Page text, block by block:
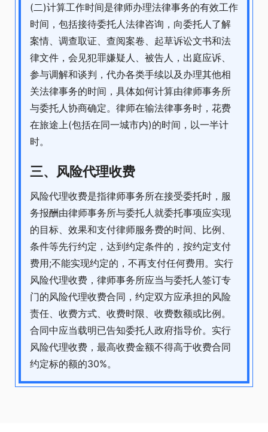
(二)计算工作时间是律师办理法律事务的有效工作
时间，包括接待委托人法律咨询，向委托人了解
案情、调查取证、查阅案卷、起草诉讼文书和法
律文件，会见犯罪嫌疑人、被告人，出庭应诉、
参与调解和谈判，代办各类手续以及办理其他相
关法律事务的时间，具体如何计算由律师事务所
与委托人协商确定。律师在输法律事务时，花费
在旅途上(包括在同一城市内)的时间，以一半计
时。
三、风险代理收费
风险代理收费是指律师事务所在接受委托时，服
务报酬由律师事务所与委托人就委托事项应实现
的目标、效果和支付律师服务费的时间、比例、
条件等先行约定，达到约定条件的，按约定支付
费用;不能实现约定的，不再支付任何费用。实行
风险代理收费，律师事务所应当与委托人签订专
门的风险代理收费合同，约定双方应承担的风险
责任、收费方式、收费时限、收费数额或比例。
合同中应当载明已告知委托人政府指导价。实行
风险代理收费，最高收费金额不得高于收费合同
约定标的额的30%。